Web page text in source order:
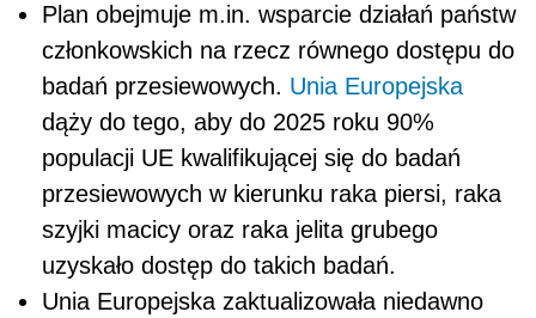
Plan obejmuje m.in. wsparcie działań państw
członkowskich na rzecz równego dostępu do
badań przesiewowych. Unia Europejska
dąży do tego, aby do 2025 roku 90%
populacji UE kwalifikującej się do badań
przesiewowych w kierunku raka piersi, raka
szyjki macicy oraz raka jelita grubego
uzyskało dostęp do takich badań.
Unia Europejska zaktualizowała niedawno